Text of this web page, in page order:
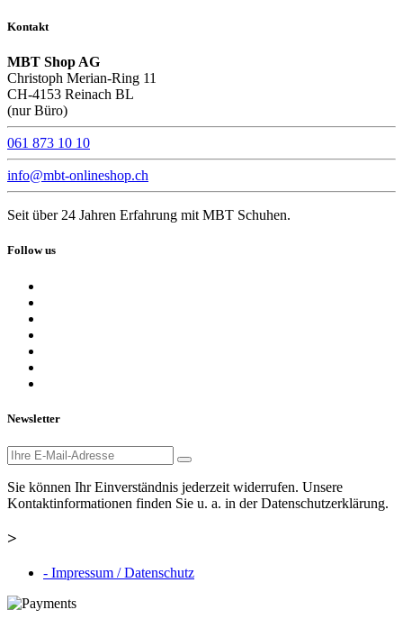
Kontakt
MBT Shop AG
Christoph Merian-Ring 11
CH-4153 Reinach BL
(nur Büro)
061 873 10 10
info@mbt-onlineshop.ch
Seit über 24 Jahren Erfahrung mit MBT Schuhen.
Follow us
Newsletter
Sie können Ihr Einverständnis jederzeit widerrufen. Unsere
Kontaktinformationen finden Sie u. a. in der Datenschutzerklärung.
>
- Impressum / Datenschutz